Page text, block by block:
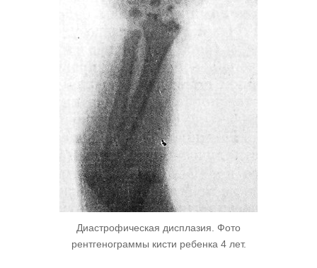
Диастрофическая дисплазия. Фото
рентгенограммы кисти ребенка 4 лет.